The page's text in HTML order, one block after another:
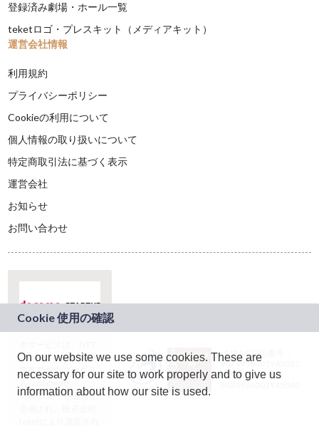
登録済み劇場・ホール一覧
teketロゴ・プレスキット（メディアキット）
運営会社情報
利用規約
プライバシーポリシー
Cookieの利用について
個人情報の取り扱いについて
特定商取引法に基づく表示
運営会社
お知らせ
お問い合わせ
ドコモグループの新
規事業創出プログラ
ム「docomo
STARTUP」を通じて
JASRAC許諾番号：
9024936001Y45037
JASRAC許諾番号：
On our website we use some cookies. These are
necessary for our site to work properly and to give us
information about how our site is used.